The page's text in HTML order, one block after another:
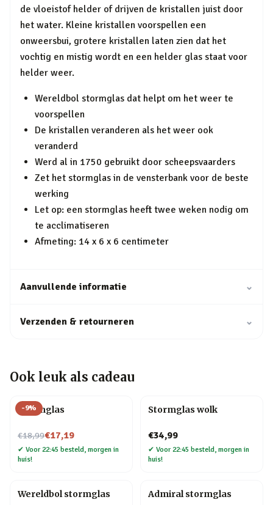
de vloeistof helder of drijven de kristallen juist door
het water. Kleine kristallen voorspellen een
onweersbui, grotere kristallen laten zien dat het
vochtig en mistig wordt en een helder glas staat voor
helder weer.
Wereldbol stormglas dat helpt om het weer te
voorspellen
De kristallen veranderen als het weer ook
veranderd
Werd al in 1750 gebruikt door scheepsvaarders
Zet het stormglas in de vensterbank voor de beste
werking
Let op: een stormglas heeft twee weken nodig om
te acclimatiseren
Afmeting: 14 x 6 x 6 centimeter
Aanvullende informatie ⌄
Verzenden & retourneren ⌄
Ook leuk als cadeau
-9%
Stormglas
€18,99
Nu voor€17,19
✔ Voor 22:45 besteld, morgen in
huis!
Stormglas wolk
€34,99
✔ Voor 22:45 besteld, morgen in
huis!
Wereldbol stormglas Admiral stormglas